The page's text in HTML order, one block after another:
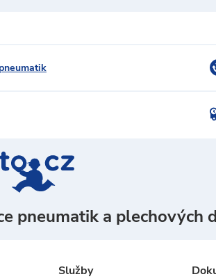
pneumatik a plechových
Služby